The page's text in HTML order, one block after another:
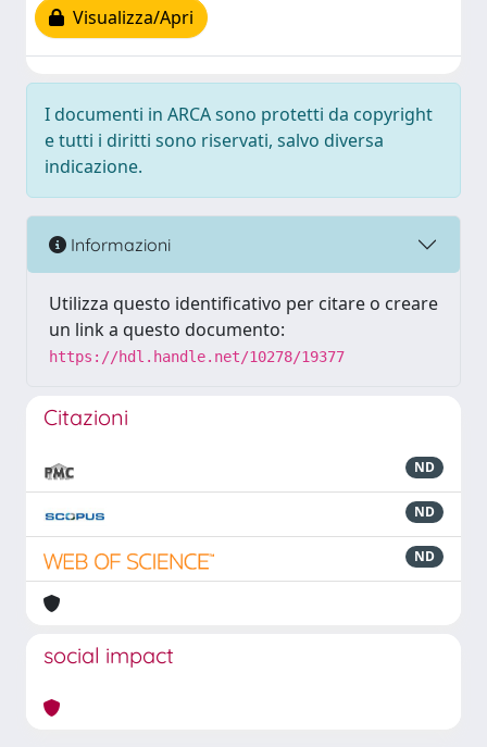
Visualizza/Apri
I documenti in ARCA sono protetti da copyright
e tutti i diritti sono riservati, salvo diversa
indicazione.
Informazioni
Utilizza questo identificativo per citare o creare
un link a questo documento:
https://hdl.handle.net/10278/19377
Citazioni
ND
ND
ND
social impact